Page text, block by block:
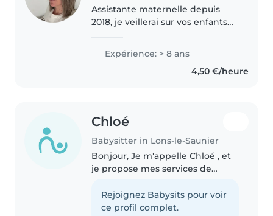
Assistante maternelle depuis
2018, je veillerai sur vos enfants
fasse avec les miens. Ancienne
enseignante, je suis très à l'aise
Expérience: > 8 ans
4,50 €/heure
Chloé
Babysitter in Lons-le-Saunier
Bonjour, Je m'appelle Chloé , et
je propose mes services de
personne sérieuse, responsable
et attentionnée, et j'aime
Rejoignez Babysits pour voir
ce profil complet.